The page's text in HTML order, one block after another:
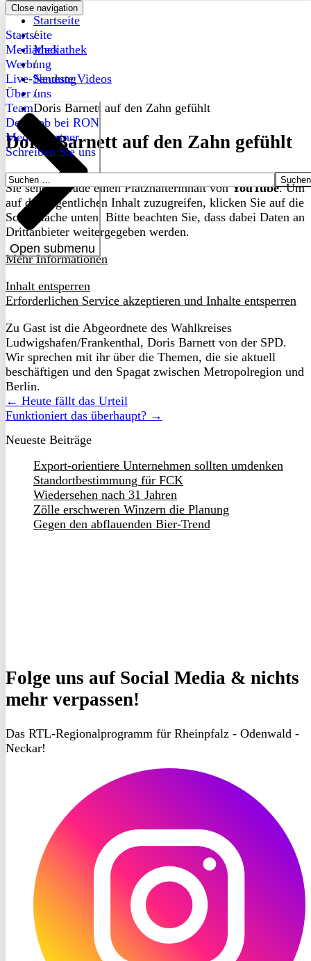
Close navigation
Startseite
Mediathek
Werbung
Live-Sendung
Über uns
Open submenu
Team
Dein Job bei RON
Medienpartner
Schreiben Sie uns
Suchen
nach:
Startseite
/
Mediathek
/
Neueste Videos
/
Doris Barnett auf den Zahn gefühlt
Doris Barnett auf den Zahn gefühlt
Sie sehen gerade einen Platzhalterinhalt vonYouTube. Um
auf den eigentlichen Inhalt zuzugreifen, klicken Sie auf die
Schaltfläche unten. Bitte beachten Sie, dass dabei Daten an
Drittanbieter weitergegeben werden.
Mehr Informationen
Inhalt entsperren
Erforderlichen Service akzeptieren und Inhalte entsperren
Zu Gast ist die Abgeordnete des Wahlkreises
Ludwigshafen/Frankenthal, Doris Barnett von der SPD.
Wir sprechen mit ihr über die Themen, die sie aktuell
beschäftigen und den Spagat zwischen Metropolregion und
Berlin.
← Heute fällt das Urteil
Funktioniert das überhaupt? →
Neueste Beiträge
Export-orientiere Unternehmen sollten umdenken
Standortbestimmung für FCK
Wiedersehen nach 31 Jahren
Zölle erschweren Winzern die Planung
Gegen den abflauenden Bier-Trend
Folge uns auf Social Media & nichts
mehr verpassen!
Das RTL-Regionalprogramm für Rheinpfalz - Odenwald -
Neckar!
Instagram